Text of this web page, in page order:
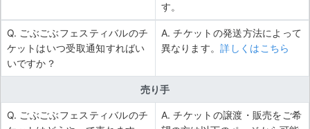
す。
Q. ごぶごぶフェスティバルのチ
ケットはいつ受取通知すればい
いですか？
A. チケットの発送方法によって
異なります。詳しくはこちら
売り手
Q. ごぶごぶフェスティバルのチ
A. チケットの譲渡・販売をご希